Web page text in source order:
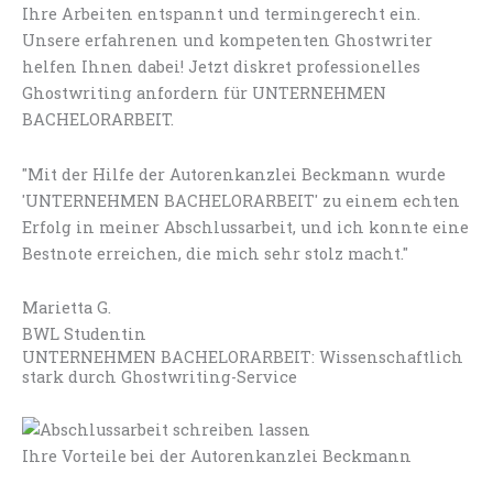
Ihre Arbeiten entspannt und termingerecht ein.
Unsere erfahrenen und kompetenten Ghostwriter
helfen Ihnen dabei! Jetzt diskret professionelles
Ghostwriting anfordern für UNTERNEHMEN
BACHELORARBEIT.
"Mit der Hilfe der Autorenkanzlei Beckmann wurde
'UNTERNEHMEN BACHELORARBEIT' zu einem echten
Erfolg in meiner Abschlussarbeit, und ich konnte eine
Bestnote erreichen, die mich sehr stolz macht."
Marietta G.
BWL Studentin
UNTERNEHMEN BACHELORARBEIT: Wissenschaftlich
stark durch Ghostwriting-Service
Ihre Vorteile bei der Autorenkanzlei Beckmann